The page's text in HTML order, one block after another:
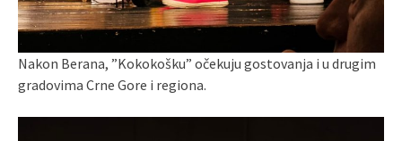
Nakon Berana, ”Kokokošku” očekuju gostovanja i u drugim
gradovima Crne Gore i regiona.